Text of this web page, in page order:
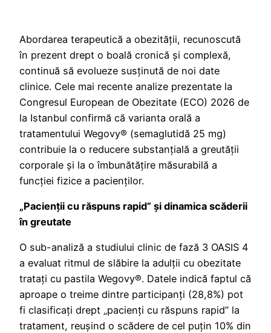
Abordarea terapeutică a obezității, recunoscută
în prezent drept o boală cronică și complexă,
continuă să evolueze susținută de noi date
clinice. Cele mai recente analize prezentate la
Congresul European de Obezitate (ECO) 2026 de
la Istanbul confirmă că varianta orală a
tratamentului Wegovy® (semaglutidă 25 mg)
contribuie la o reducere substanțială a greutății
corporale și la o îmbunătățire măsurabilă a
funcției fizice a pacienților.
„Pacienții cu răspuns rapid” și dinamica scăderii
în greutate
O sub-analiză a studiului clinic de fază 3 OASIS 4
a evaluat ritmul de slăbire la adulții cu obezitate
tratați cu pastila Wegovy®. Datele indică faptul că
aproape o treime dintre participanți (28,8%) pot
fi clasificați drept „pacienți cu răspuns rapid” la
tratament, reușind o scădere de cel puțin 10% din